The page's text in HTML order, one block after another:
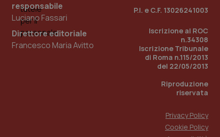
responsabile
Luciano Fassari
Direttore editoriale
Francesco Maria Avitto
P.I. e C.F. 13026241003
Iscrizione al ROC
n.34308
Iscrizione Tribunale
di Roma n.115/2013
del 22/05/2013
Riproduzione
riservata
Privacy Policy
Cookie Policy
.quotidianosanita.it
1